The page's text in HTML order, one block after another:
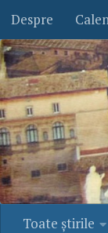
Skip to
Despre
Toate ştirile